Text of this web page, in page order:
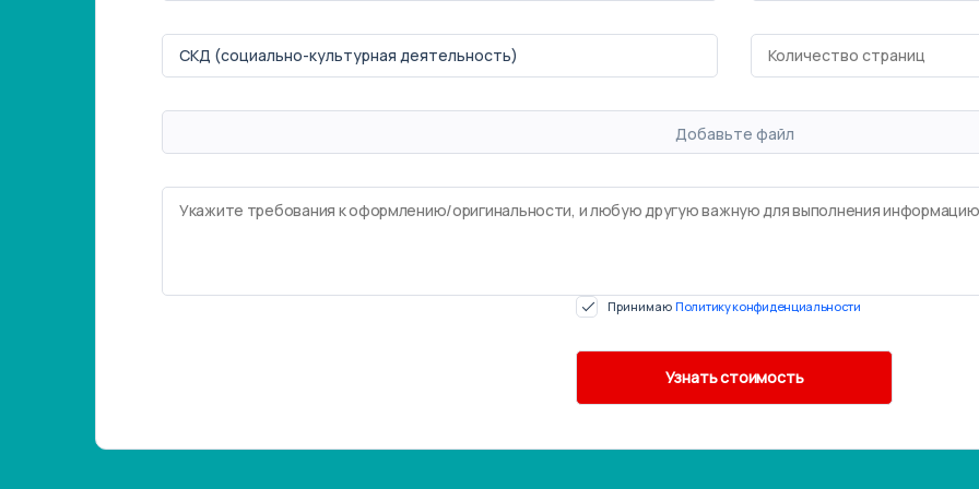
Добавьте файл
Принимаю Политику конфиденциальности